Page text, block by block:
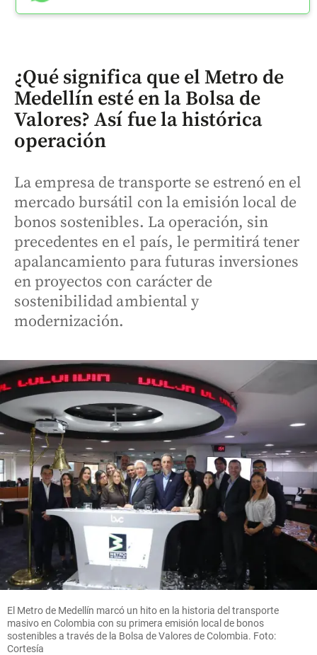
¿Qué significa que el Metro de
Medellín esté en la Bolsa de
Valores? Así fue la histórica
operación
La empresa de transporte se estrenó en el
mercado bursátil con la emisión local de
bonos sostenibles. La operación, sin
precedentes en el país, le permitirá tener
apalancamiento para futuras inversiones
en proyectos con carácter de
sostenibilidad ambiental y
modernización.
El Metro de Medellín marcó un hito en la historia del transporte
masivo en Colombia con su primera emisión local de bonos
sostenibles a través de la Bolsa de Valores de Colombia. Foto:
Cortesía